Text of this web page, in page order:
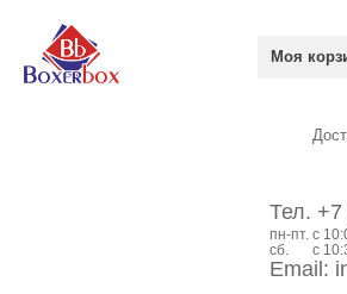
Моя
Тел. +7
пн-пт. c
сб.
с
Email: